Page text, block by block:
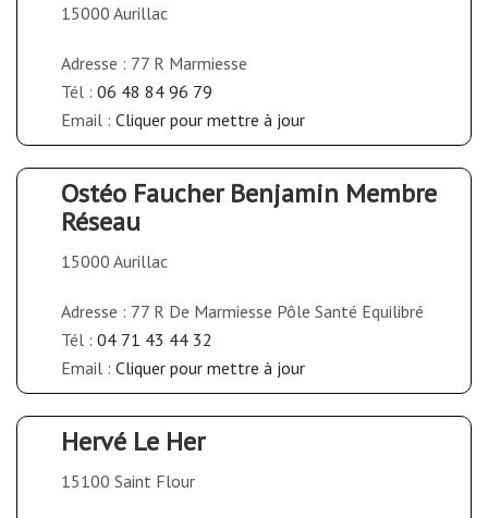
15000 Aurillac
Adresse : 77 R Marmiesse
Tél : 06 48 84 96 79
Email : Cliquer pour mettre à jour
Ostéo Faucher Benjamin Membre
Réseau
15000 Aurillac
Adresse : 77 R De Marmiesse Pôle Santé Equilibré
Tél : 04 71 43 44 32
Email : Cliquer pour mettre à jour
Hervé Le Her
15100 Saint Flour